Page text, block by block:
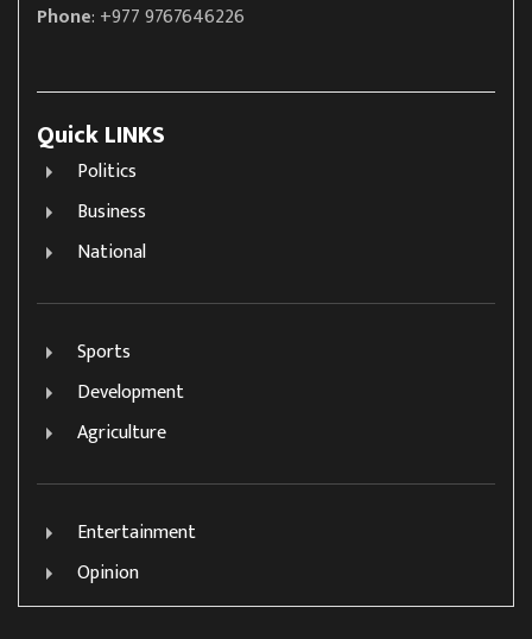
Phone: +977 9767646226
Quick LINKS
Politics
Business
National
Sports
Development
Agriculture
Entertainment
Opinion